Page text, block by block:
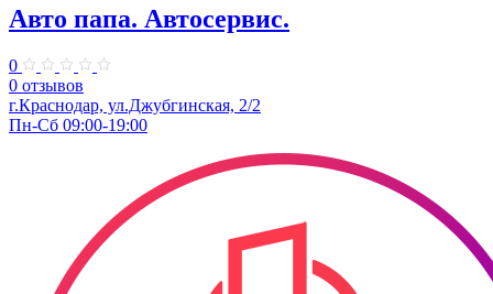
Авто папа. ​Автосервис.
0
0 отзывов
г.Краснодар, ул.Джубгинская, 2/2
Пн-Сб 09:00-19:00